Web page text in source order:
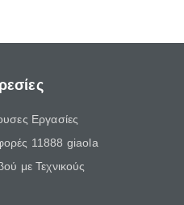
Εργασίες
11888 giaola
με Τεχνικούς